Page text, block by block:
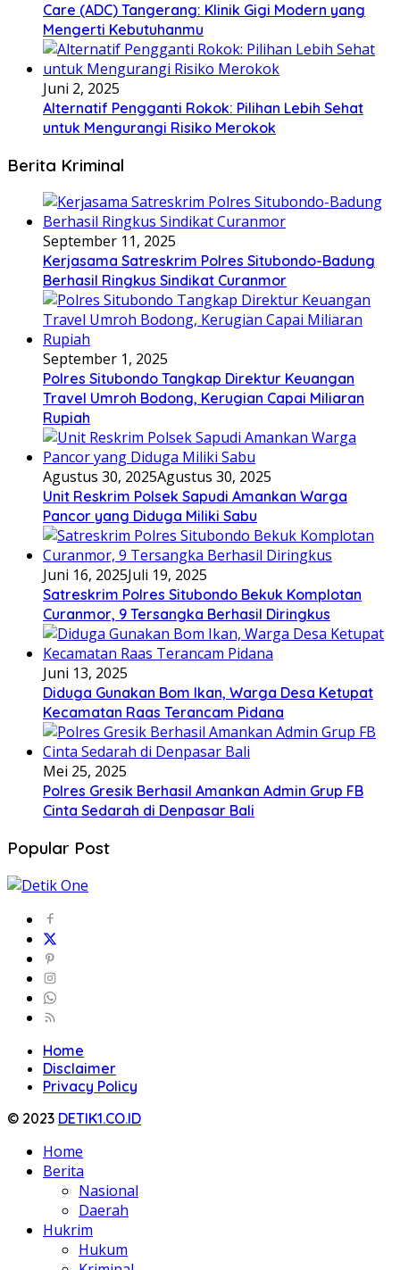
Care (ADC) Tangerang: Klinik Gigi Modern yang
Mengerti Kebutuhanmu
Juni 2, 2025
Alternatif Pengganti Rokok: Pilihan Lebih Sehat
untuk Mengurangi Risiko Merokok
Berita Kriminal
September 11, 2025
Kerjasama Satreskrim Polres Situbondo-Badung
Berhasil Ringkus Sindikat Curanmor
September 1, 2025
Polres Situbondo Tangkap Direktur Keuangan
Travel Umroh Bodong, Kerugian Capai Miliaran
Rupiah
Agustus 30, 2025Agustus 30, 2025
Unit Reskrim Polsek Sapudi Amankan Warga
Pancor yang Diduga Miliki Sabu
Juni 16, 2025Juli 19, 2025
Satreskrim Polres Situbondo Bekuk Komplotan
Curanmor, 9 Tersangka Berhasil Diringkus
Juni 13, 2025
Diduga Gunakan Bom Ikan, Warga Desa Ketupat
Kecamatan Raas Terancam Pidana
Mei 25, 2025
Polres Gresik Berhasil Amankan Admin Grup FB
Cinta Sedarah di Denpasar Bali
Popular Post
Home
Disclaimer
Privacy Policy
© 2023 DETIK1.CO.ID
Home
Berita
Nasional
Daerah
Hukrim
Hukum